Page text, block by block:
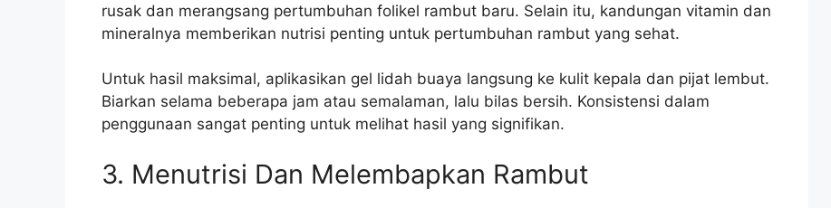
rusak dan merangsang pertumbuhan folikel rambut baru. Selain itu, kandungan vitamin dan
mineralnya memberikan nutrisi penting untuk pertumbuhan rambut yang sehat.
Untuk hasil maksimal, aplikasikan gel lidah buaya langsung ke kulit kepala dan pijat lembut.
Biarkan selama beberapa jam atau semalaman, lalu bilas bersih. Konsistensi dalam
penggunaan sangat penting untuk melihat hasil yang signifikan.
3. Menutrisi Dan Melembapkan Rambut